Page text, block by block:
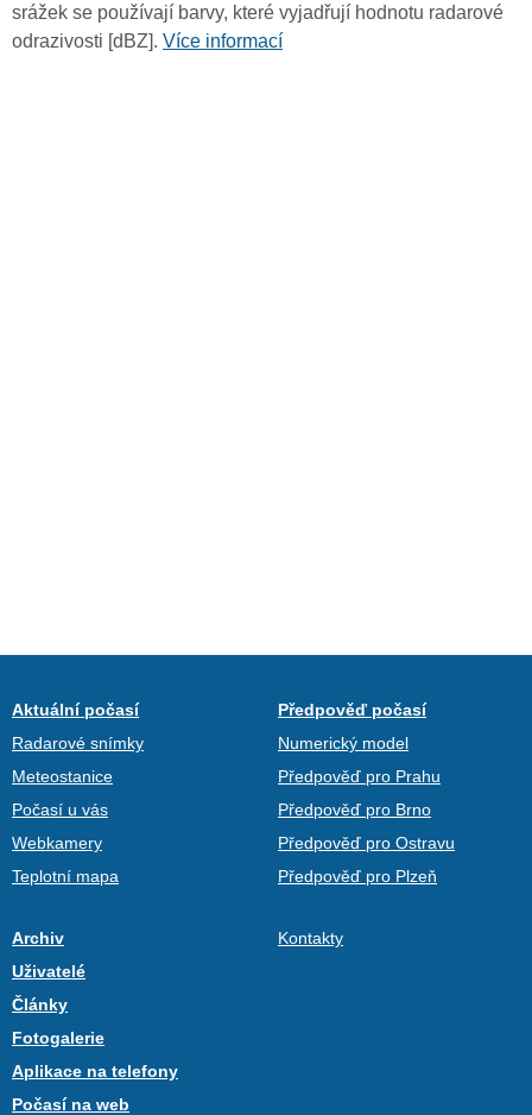
srážek se používají barvy, které vyjadřují hodnotu radarové
odrazivosti [dBZ]. Více informací
Aktuální počasí
Radarové snímky
Meteostanice
Počasí u vás
Webkamery
Teplotní mapa
Předpověď počasí
Numerický model
Předpověď pro Prahu
Předpověď pro Brno
Předpověď pro Ostravu
Předpověď pro Plzeň
Archiv
Uživatelé
Články
Fotogalerie
Aplikace na telefony
Počasí na web
Kontakty